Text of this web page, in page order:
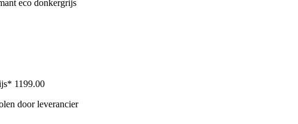
eco donkergrijs
1199.00
door leverancier